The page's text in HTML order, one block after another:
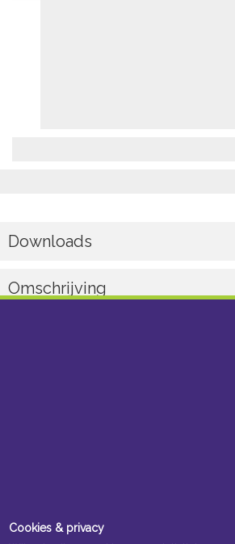
Downloads
Omschrijving
Cookies & privacy